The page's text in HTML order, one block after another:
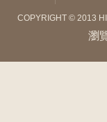
COPYRIGHT © 2013
瀏